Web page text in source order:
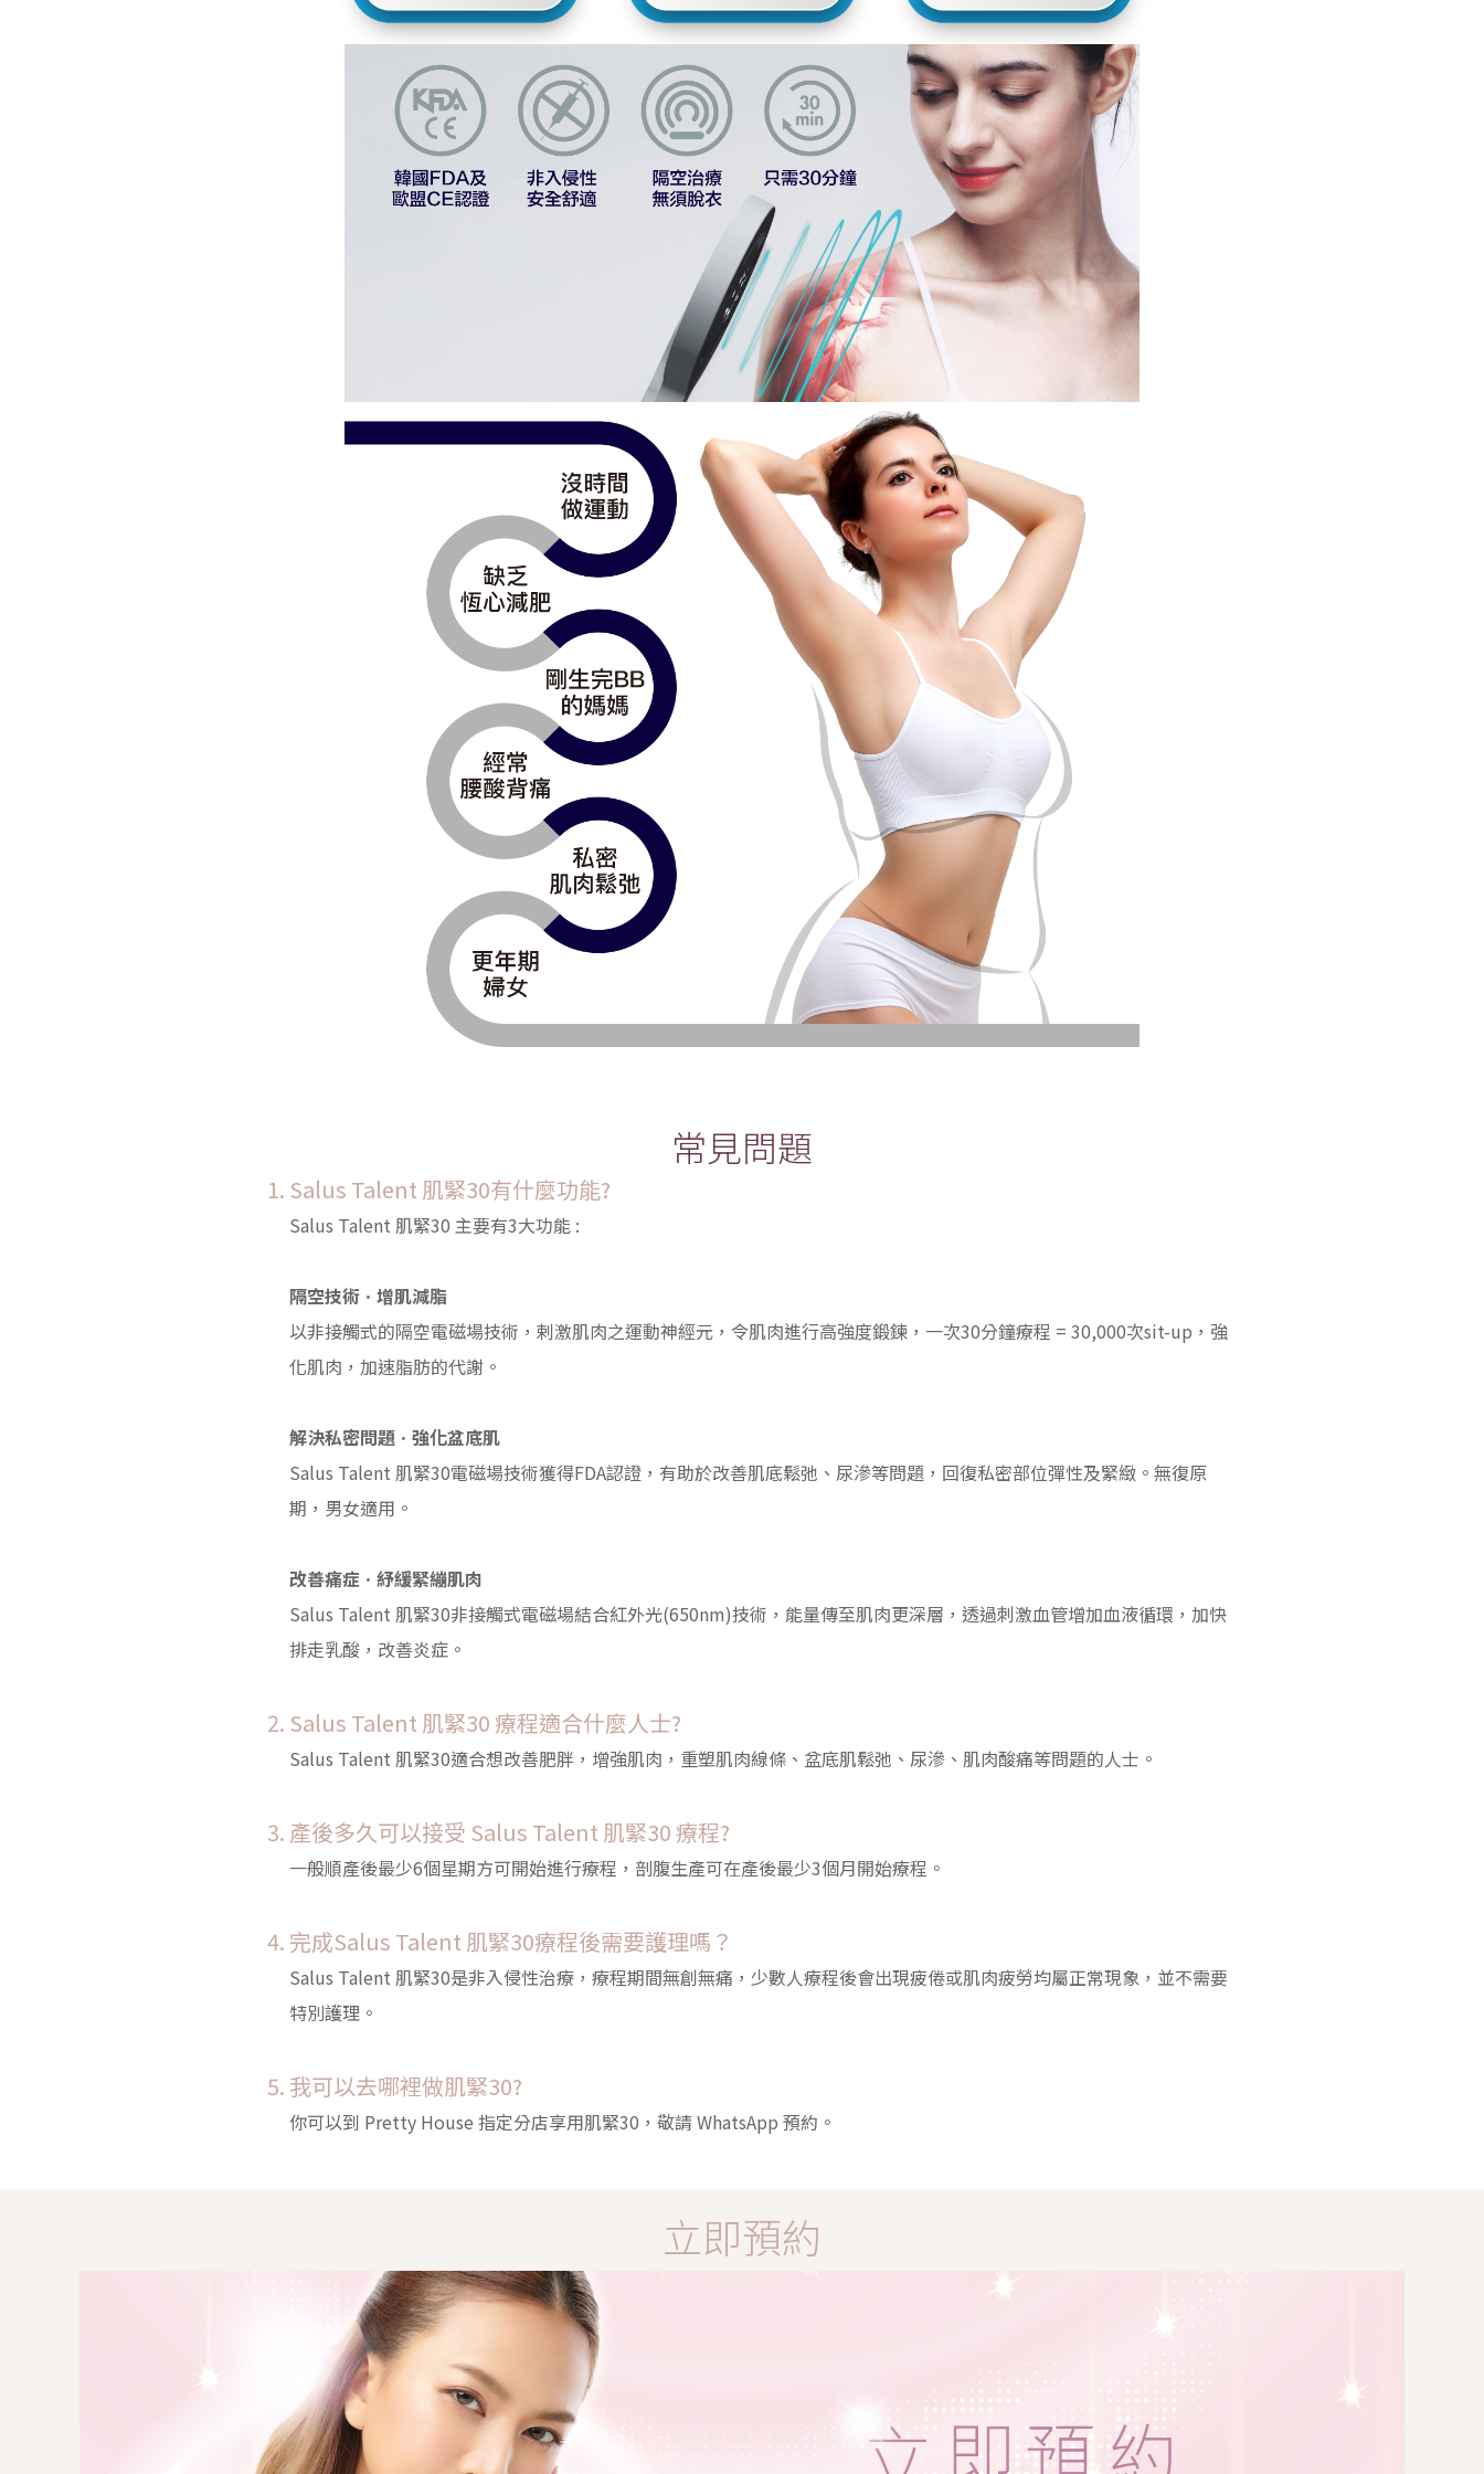
常見問題
Salus Talent 肌緊30有什麼功能?
Salus Talent 肌緊30 主要有3大功能 :
隔空技術ㆍ增肌減脂
以非接觸式的隔空電磁場技術，剌激肌肉之運動神經元，令肌肉進行高強度鍛鍊，一次30分鐘療程 = 30,000次sit-up，強
化肌肉，加速脂肪的代謝。
解決私密問題ㆍ強化盆底肌
Salus Talent 肌緊30電磁場技術獲得FDA認證，有助於改善肌底鬆弛、尿滲等問題，回復私密部位彈性及緊緻。無復原
期，男女適用。
改善痛症ㆍ紓緩緊繃肌肉
Salus Talent 肌緊30非接觸式電磁場結合紅外光(650nm)技術，能量傳至肌肉更深層，透過刺激血管增加血液循環，加快
排走乳酸，改善炎症。
Salus Talent 肌緊30 療程適合什麼人士?
Salus Talent 肌緊30適合想改善肥胖，增強肌肉，重塑肌肉線條、盆底肌鬆弛、尿滲、肌肉酸痛等問題的人士。
產後多久可以接受 Salus Talent 肌緊30 療程?
一般順產後最少6個星期方可開始進行療程，剖腹生產可在產後最少3個月開始療程。
完成Salus Talent 肌緊30療程後需要護理嗎？
Salus Talent 肌緊30是非入侵性治療，療程期間無創無痛，少數人療程後會出現疲倦或肌肉疲勞均屬正常現象，並不需要
特別護理。
我可以去哪裡做肌緊30?
你可以到 Pretty House 指定分店享用肌緊30，敬請 WhatsApp 預約。
立即預約